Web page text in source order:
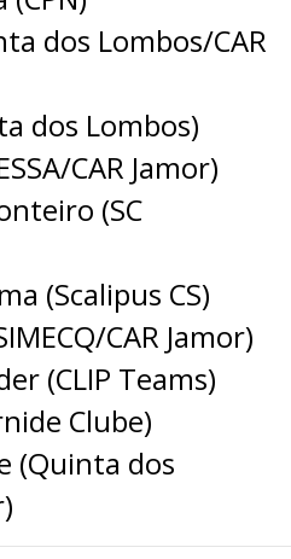
dos Lombos/CAR
dos Lombos)
CAR Jamor)
(SC
(Scalipus CS)
CAR Jamor)
(CLIP Teams)
Clube)
(Quinta dos